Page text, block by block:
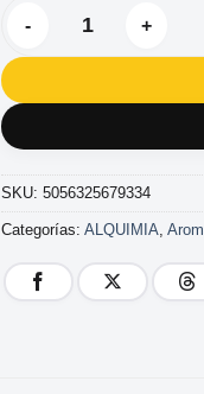
DRIFTER HYPER
SKU: 5056325679334
Categorías: ALQUIMIA